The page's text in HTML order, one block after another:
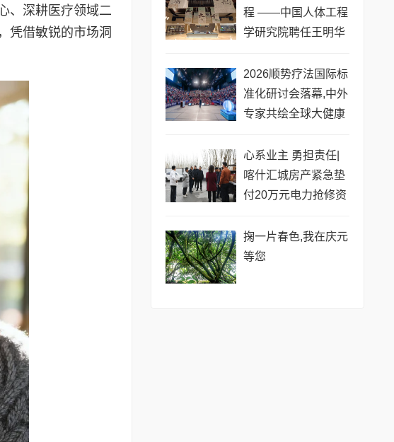
、深耕医疗领域二
凭借敏锐的市场洞
程 ——中国人体工程
学研究院聘任王明华
​2026顺势疗法国际标
准化研讨会落幕,中外
专家共绘全球大健康
心系业主 勇担责任|
喀什汇城房产紧急垫
付20万元电力抢修资
掬一片春色,我在庆元
等您